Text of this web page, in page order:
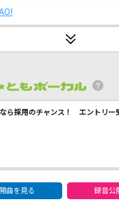
I-N
ら採用のチャンス！ エントリー
ともボーカルエントリーラン
曲を見る
録音公